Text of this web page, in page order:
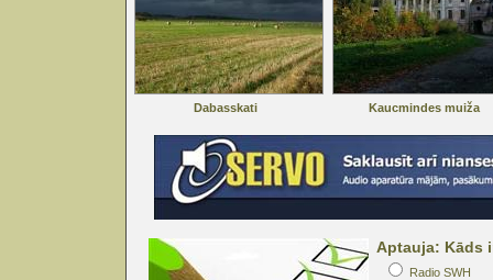
Dabasskati Kaucmindes muiža
Aptauja: Kāds
Radio SWH